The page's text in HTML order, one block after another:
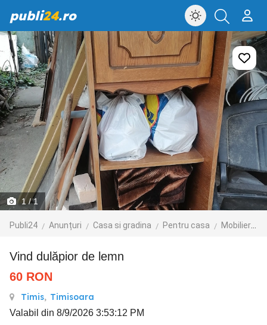
publi24.ro
1 / 1
Publi24 Anunțuri Casa si gradina Pentru casa Mobilier
Vind dulăpior de lemn
60 RON
Timis, Timisoara
Valabil din 8/9/2026 3:53:12 PM